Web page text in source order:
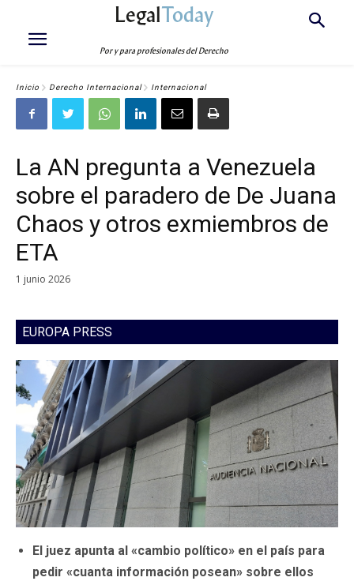
LegalToday
Por y para profesionales del Derecho
Inicio Derecho Internacional Internacional
La AN pregunta a Venezuela
sobre el paradero de De Juana
Chaos y otros exmiembros de
ETA
1 junio 2026
EUROPA PRESS
El juez apunta al «cambio político» en el país para
pedir «cuanta información posean» sobre ellos